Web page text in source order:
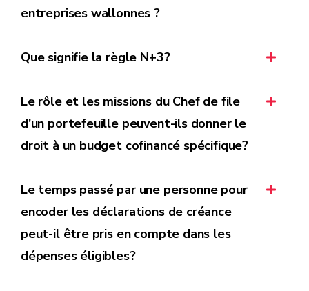
entreprises wallonnes ?
Que signifie la règle N+3?
Le rôle et les missions du Chef de file
d'un portefeuille peuvent-ils donner le
droit à un budget cofinancé spécifique?
Le temps passé par une personne pour
encoder les déclarations de créance
peut-il être pris en compte dans les
dépenses éligibles?